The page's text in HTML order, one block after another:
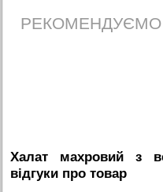
РЕКОМЕНДУЄМО
Халат махровий з
вiдгуки про товар